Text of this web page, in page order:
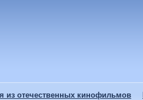
отечественных кинофильмов